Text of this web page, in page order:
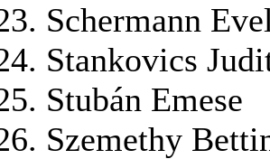
Schermann
Stankovics
Stubán Emese
Szemethy